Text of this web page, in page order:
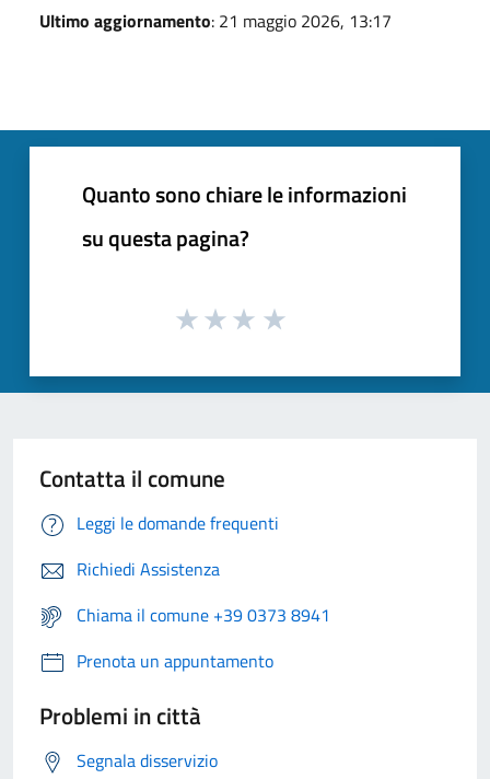
Ultimo aggiornamento: 21 maggio 2026, 13:17
Quanto sono chiare le informazioni
su questa pagina?
Contatta il comune
Leggi le domande frequenti
Richiedi Assistenza
Chiama il comune +39 0373 8941
Prenota un appuntamento
Problemi in città
Segnala disservizio